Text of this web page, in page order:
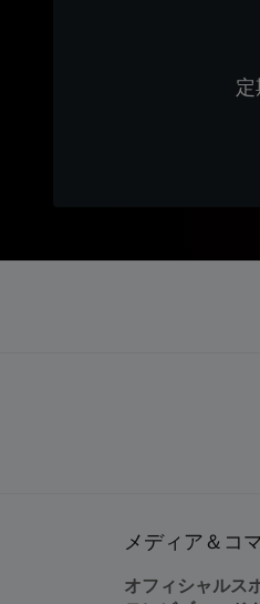
メディア＆コ
オフィシャルス